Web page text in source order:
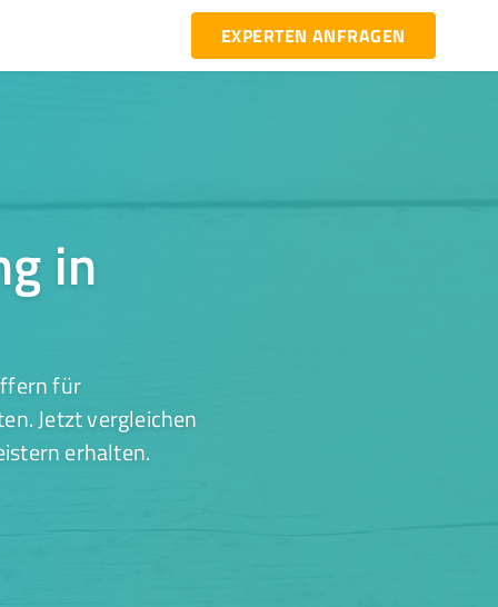
EXPERTEN ANFRAGEN
in
für
Jetzt vergleichen
erhalten.